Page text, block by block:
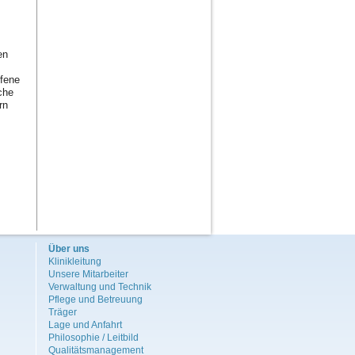
Über uns
Klinikleitung
Unsere Mitarbeiter
Verwaltung und Technik
Pflege und Betreuung
Träger
Lage und Anfahrt
Philosophie / Leitbild
Qualitätsmanagement